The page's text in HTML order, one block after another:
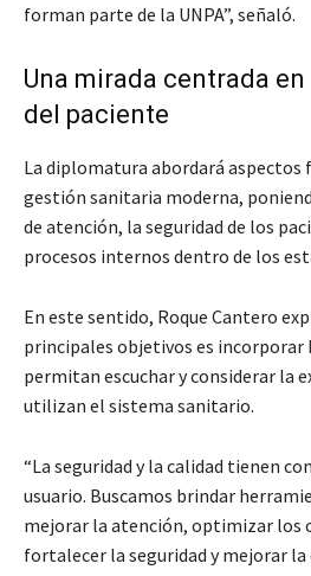
forman parte de la UNPA”, señaló.
Una mirada centrada
del paciente
La diplomatura abordará aspectos
gestión sanitaria moderna,
de atención, la seguridad de los
procesos internos dentro de los
En este sentido, Roque Cantero
principales objetivos es incorporar
permitan escuchar y considerar la
utilizan el sistema sanitario.
“La seguridad y la calidad tienen
usuario. Buscamos brindar
mejorar la atención, optimizar los
fortalecer la seguridad y mejorar